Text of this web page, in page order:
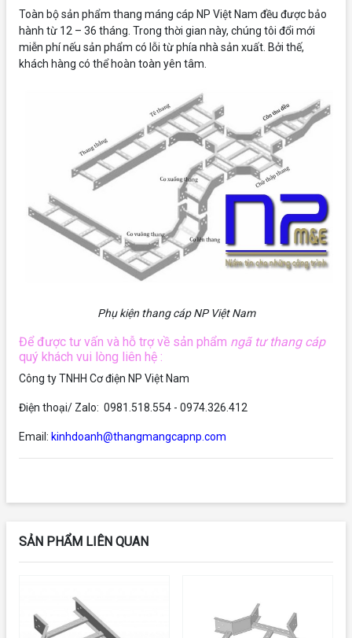
Toàn bộ sản phẩm thang máng cáp NP Việt Nam đều được bảo
hành từ 12 – 36 tháng. Trong thời gian này, chúng tôi đổi mới
miễn phí nếu sản phẩm có lỗi từ phía nhà sản xuất. Bởi thế,
khách hàng có thể hoàn toàn yên tâm.
Phụ kiện thang cáp NP Việt Nam
Để được tư vấn và hỗ trợ về sản phẩm ngã tư thang cáp
quý khách vui lòng liên hệ :
Công ty TNHH Cơ điện NP Việt Nam
Điện thoại/ Zalo: 0981.518.554 - 0974.326.412
Email: kinhdoanh@thangmangcapnp.com
SẢN PHẨM LIÊN QUAN